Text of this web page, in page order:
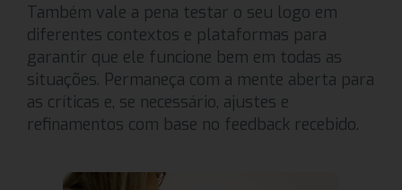
Também vale a pena testar o seu logo em
diferentes contextos e plataformas para
garantir que ele funcione bem em todas as
situações. Permaneça com a mente aberta para
as críticas e, se necessário, ajustes e
refinamentos com base no feedback recebido.